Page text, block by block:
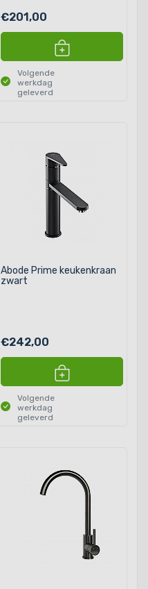
€201,00
Volgende
werkdag
geleverd
Abode Prime keukenkraan
zwart
€242,00
Volgende
werkdag
geleverd